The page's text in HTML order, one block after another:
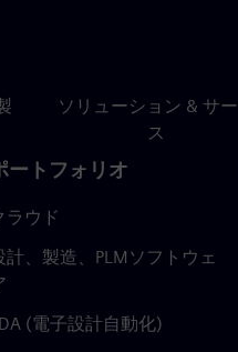
ソリューション & サ
ス
ートフォリオ
ラウド
計、製造、PLMソフトウェ
(電子設計自動化)